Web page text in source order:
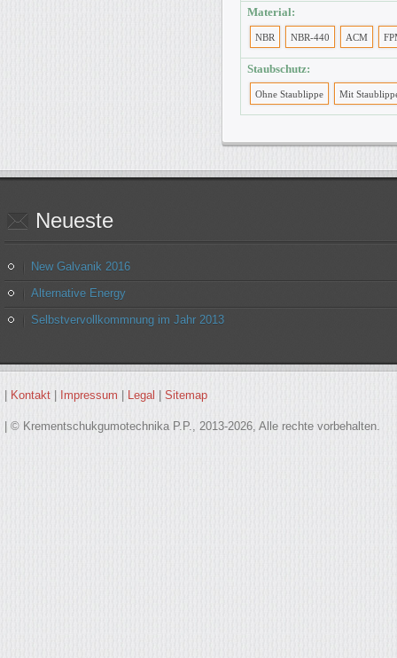
Material:
NBR NBR-440 ACM
Staubschutz:
Ohne Staublippe Mit
Neueste
New Galvanik 2016
Alternative Energy
Selbstvervollkommnung im Jahr 2013
Kontakt Impressum Legal Sitemap
| © Krementschukgumotechnika P.P., 2013-2026, Alle rechte vorbehalten.